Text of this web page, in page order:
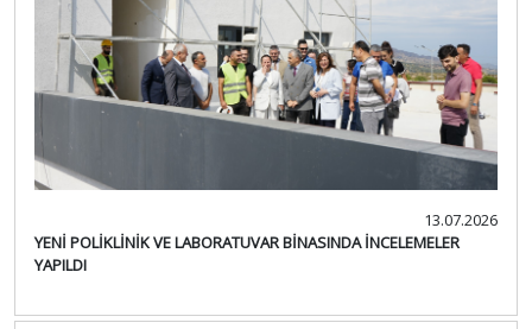
13.07.2026
YENİ POLİKLİNİK VE LABORATUVAR BİNASINDA İNCELEMELER
YAPILDI